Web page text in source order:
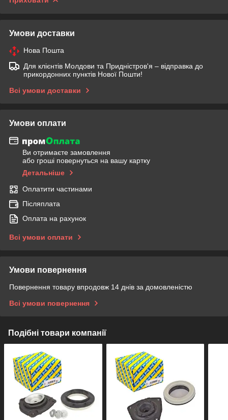
Умови доставки
Нова Пошта
Для клієнтів Молдови та Придністров'я – відправка до
прикордонних пунктів Нової Пошти!
Всі умови доставки
Умови оплати
Ви отримаєте замовлення
або гроші повернуться на вашу картку
Детальніше
Оплатити частинами
Післяплата
Оплата на рахунок
Всі умови оплати
Умови повернення
Повернення товару впродовж 14 днів за домовленістю
Всі умови повернення
Подібні товари компанії